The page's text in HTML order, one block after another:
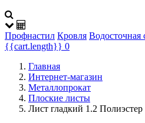
Профнастил Кровля Водосточная
{{cart.length}} 0
Главная
Интернет-магазин
Металлопрокат
Плоские листы
Лист гладкий 1.2